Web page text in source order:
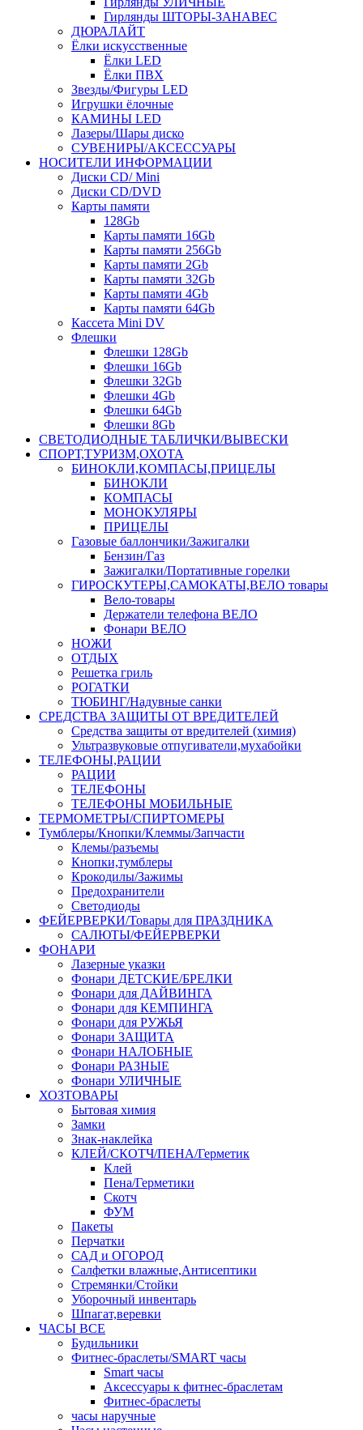
Гирлянды ШТОРЫ-ЗАНАВЕС
ДЮРАЛАЙТ
Ёлки искусственные
Ёлки LED
Ёлки ПВХ
Звезды/Фигуры LED
Игрушки ёлочные
КАМИНЫ LED
Лазеры/Шары диско
СУВЕНИРЫ/АКСЕССУАРЫ
НОСИТЕЛИ ИНФОРМАЦИИ
Диски CD/ Mini
Диски CD/DVD
Карты памяти
128Gb
Карты памяти 16Gb
Карты памяти 256Gb
Карты памяти 2Gb
Карты памяти 32Gb
Карты памяти 4Gb
Карты памяти 64Gb
Кассета Mini DV
Флешки
Флешки 128Gb
Флешки 16Gb
Флешки 32Gb
Флешки 4Gb
Флешки 64Gb
Флешки 8Gb
СВЕТОДИОДНЫЕ ТАБЛИЧКИ/ВЫВЕСКИ
СПОРТ,ТУРИЗМ,ОХОТА
БИНОКЛИ,КОМПАСЫ,ПРИЦЕЛЫ
БИНОКЛИ
КОМПАСЫ
МОНОКУЛЯРЫ
ПРИЦЕЛЫ
Газовые баллончики/Зажигалки
Бензин/Газ
Зажигалки/Портативные горелки
ГИРОСКУТЕРЫ,САМОКАТЫ,ВЕЛО товары
Вело-товары
Держатели телефона ВЕЛО
Фонари ВЕЛО
НОЖИ
ОТДЫХ
Решетка гриль
РОГАТКИ
ТЮБИНГ/Надувные санки
СРЕДСТВА ЗАЩИТЫ ОТ ВРЕДИТЕЛЕЙ
Средства защиты от вредителей (химия)
Ультразвуковые отпугиватели,мухабойки
ТЕЛЕФОНЫ,РАЦИИ
РАЦИИ
ТЕЛЕФОНЫ
ТЕЛЕФОНЫ МОБИЛЬНЫЕ
ТЕРМОМЕТРЫ/СПИРТОМЕРЫ
Тумблеры/Кнопки/Клеммы/Запчасти
Клемы/разъемы
Кнопки,тумблеры
Крокодилы/Зажимы
Предохранители
Светодиоды
ФЕЙЕРВЕРКИ/Товары для ПРАЗДНИКА
САЛЮТЫ/ФЕЙЕРВЕРКИ
ФОНАРИ
Лазерные указки
Фонари ДЕТСКИЕ/БРЕЛКИ
Фонари для ДАЙВИНГА
Фонари для КЕМПИНГА
Фонари для РУЖЬЯ
Фонари ЗАЩИТА
Фонари НАЛОБНЫЕ
Фонари РАЗНЫЕ
Фонари УЛИЧНЫЕ
ХОЗТОВАРЫ
Бытовая химия
Замки
Знак-наклейка
КЛЕЙ/СКОТЧ/ПЕНА/Герметик
Клей
Пена/Герметики
Скотч
ФУМ
Пакеты
Перчатки
САД и ОГОРОД
Салфетки влажные,Антисептики
Стремянки/Стойки
Уборочный инвентарь
Шпагат,веревки
ЧАСЫ ВСЕ
Будильники
Фитнес-браслеты/SMART часы
Smart часы
Аксессуары к фитнес-браслетам
Фитнес-браслеты
часы наручные